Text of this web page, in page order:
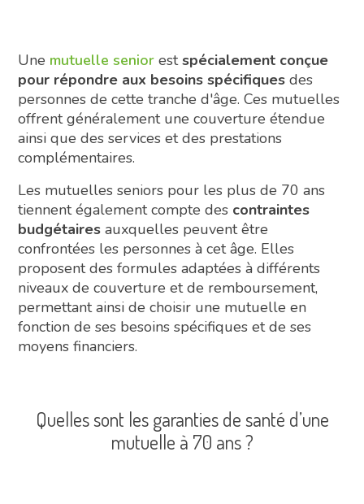
Une mutuelle senior estspécialement conçue
pour répondre aux besoins spécifiques des
personnes de cette tranche d'âge. Ces mutuelles
offrent généralement une couverture étendue
ainsi que des services et des prestations
complémentaires.
Les mutuelles seniors pour les plus de 70 ans
tiennent également compte des contraintes
budgétaires auxquelles peuvent être
confrontées les personnes à cet âge. Elles
proposent des formules adaptées à différents
niveaux de couverture et de remboursement,
permettant ainsi de choisir une mutuelle en
fonction de ses besoins spécifiques et de ses
moyens financiers.
Quelles sont les garanties de santé d’une
mutuelle à 70 ans ?